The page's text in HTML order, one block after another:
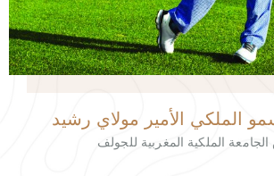
الملكي الأمير مولاي رشيد
الملكية المغربية للجولف